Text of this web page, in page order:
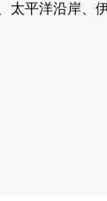
太平洋沿岸、